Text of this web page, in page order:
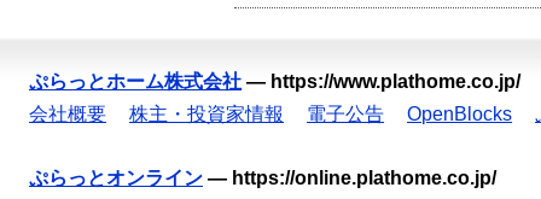
ぷらっとホーム株式会社 — https://www.plathome.co.jp/
会社概要
株主・投資家情報 電子公告 OpenBlocks
ぷらっとオンライン — https://online.plathome.co.jp/